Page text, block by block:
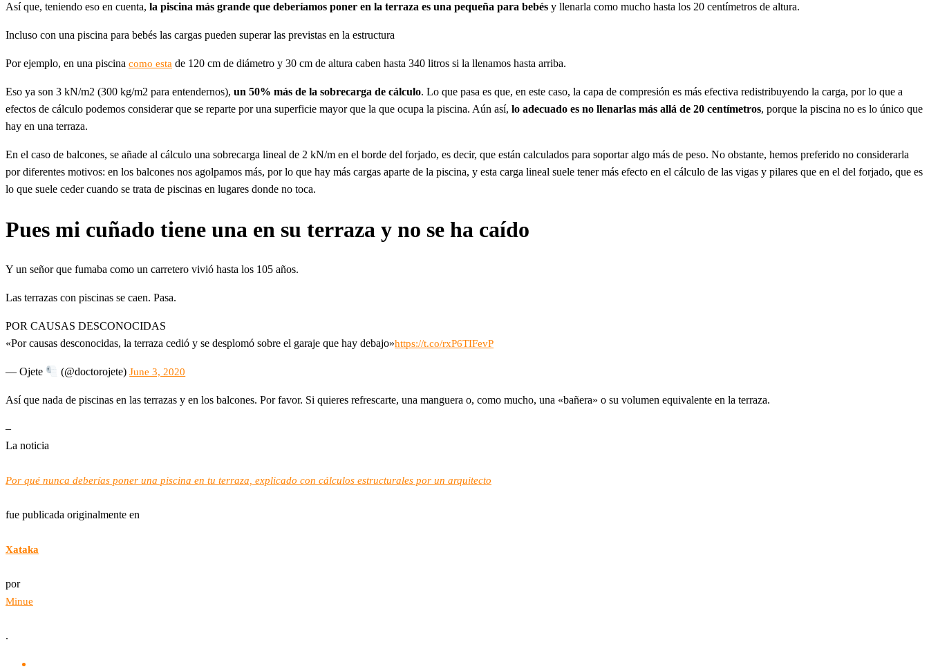
Así que, teniendo eso en cuenta, la piscina más grande que deberíamos poner en la terraza es una pequeña para bebés y llenarla como mucho hasta los 20 centímetros de altura.
Incluso con una piscina para bebés las cargas pueden superar las previstas en la estructura
Por ejemplo, en una piscina como esta de 120 cm de diámetro y 30 cm de altura caben hasta 340 litros si la llenamos hasta arriba.
Eso ya son 3 kN/m2 (300 kg/m2 para entendernos), un 50% más de la sobrecarga de cálculo. Lo que pasa es que, en este caso, la capa de compresión es más efectiva redistribuyendo la carga, por lo que a
efectos de cálculo podemos considerar que se reparte por una superficie mayor que la que ocupa la piscina. Aún así, lo adecuado es no llenarlas más allá de 20 centímetros, porque la piscina no es lo único que
hay en una terraza.
En el caso de balcones, se añade al cálculo una sobrecarga lineal de 2 kN/m en el borde del forjado, es decir, que están calculados para soportar algo más de peso. No obstante, hemos preferido no considerarla
por diferentes motivos: en los balcones nos agolpamos más, por lo que hay más cargas aparte de la piscina, y esta carga lineal suele tener más efecto en el cálculo de las vigas y pilares que en el del forjado, que es
lo que suele ceder cuando se trata de piscinas en lugares donde no toca.
Pues mi cuñado tiene una en su terraza y no se ha caído
Y un señor que fumaba como un carretero vivió hasta los 105 años.
Las terrazas con piscinas se caen. Pasa.
POR CAUSAS DESCONOCIDAS
«Por causas desconocidas, la terraza cedió y se desplomó sobre el garaje que hay debajo»https://t.co/rxP6TIFevP
— Ojete (@doctorojete)June 3, 2020
Así que nada de piscinas en las terrazas y en los balcones. Por favor. Si quieres refrescarte, una manguera o, como mucho, una «bañera» o su volumen equivalente en la terraza.
–
La noticia
Por qué nunca deberías poner una piscina en tu terraza, explicado con cálculos estructurales por un arquitecto
fue publicada originalmente en
Xataka
por
Minue
.